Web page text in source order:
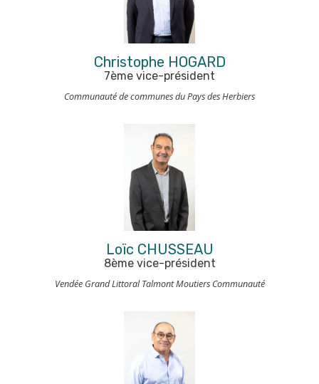
Christophe HOGARD
7ème vice-président
Communauté de communes du Pays des Herbiers
Loïc CHUSSEAU
8ème vice-président
Vendée Grand Littoral Talmont Moutiers Communauté